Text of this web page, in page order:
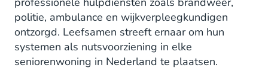
politie, ambulance en wijkverpleegkundigen
ontzorgd. Leefsamen streeft ernaar om hun
systemen als nutsvoorziening in elke
seniorenwoning in Nederland te plaatsen.